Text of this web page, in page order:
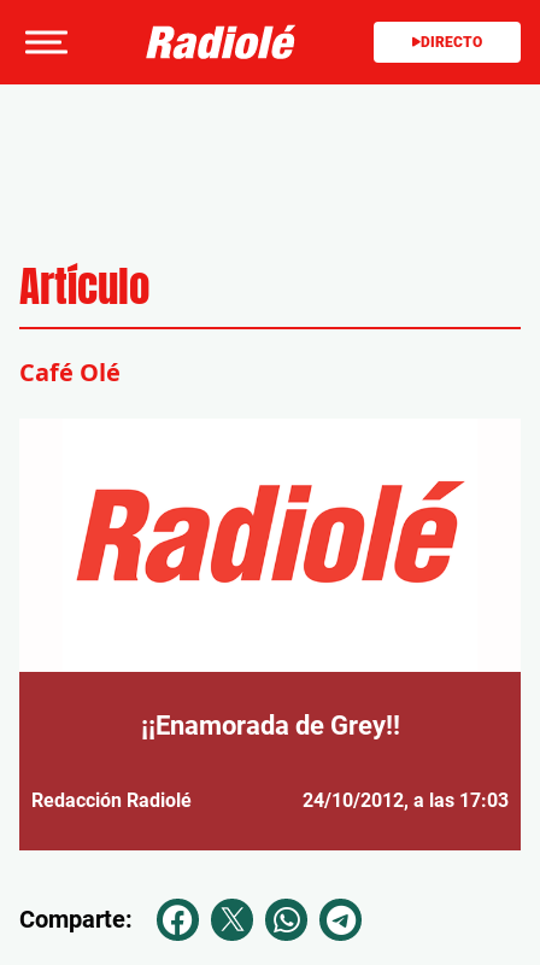
DIRECTO
Artículo
Café Olé
¡¡Enamorada de Grey!!
Redacción Radiolé 24/10/2012, a las 17:03
Comparte: